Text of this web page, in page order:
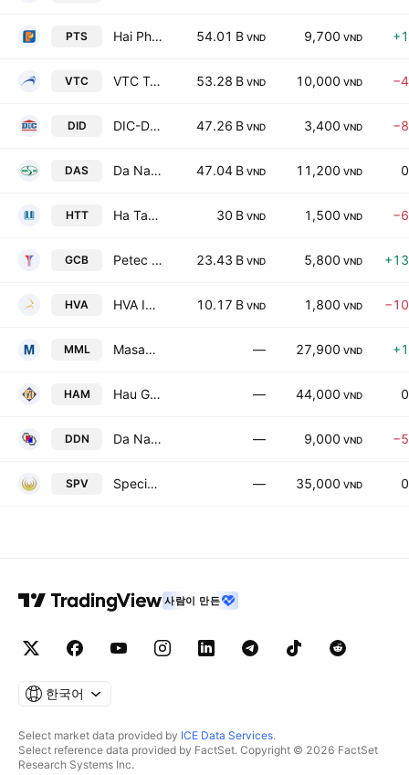
PTS Hai Phong Petrolimex Transportation & Services JSC 54.01 B VND 9,700 VND
VTC VTC Telecommunications JSC 53.28 B VND 10,000 VND
DID DIC-Dong Tien JSC 47.26 B VND 3,400 VND
DAS Da Nang Petroleum Machinery - Technology JSC 47.04 B VND 11,200 VND
HTT Ha Tay Trading JSC 30 B VND 1,500 VND
GCB Petec Binh Dinh Joint Stock Co 23.43 B VND 5,800 VND
HVA HVA Investment JSC 10.17 B VND 1,800 VND
MML Masan MeatLife JSC — 27,900 VND
HAM Hau Giang Materials Joint Stock Co — 44,000 VND
DDN Da Nang Pharmaceutical Medical Equipment JSC — 9,000 VND
SPV Special Aquatic Products Joint Stock Co — 35,000 VND
사람이 만든
한국어
Select market data provided by ICE Data Services.
Select reference data provided by FactSet. Copyright © 2026 FactSet
Research Systems Inc.